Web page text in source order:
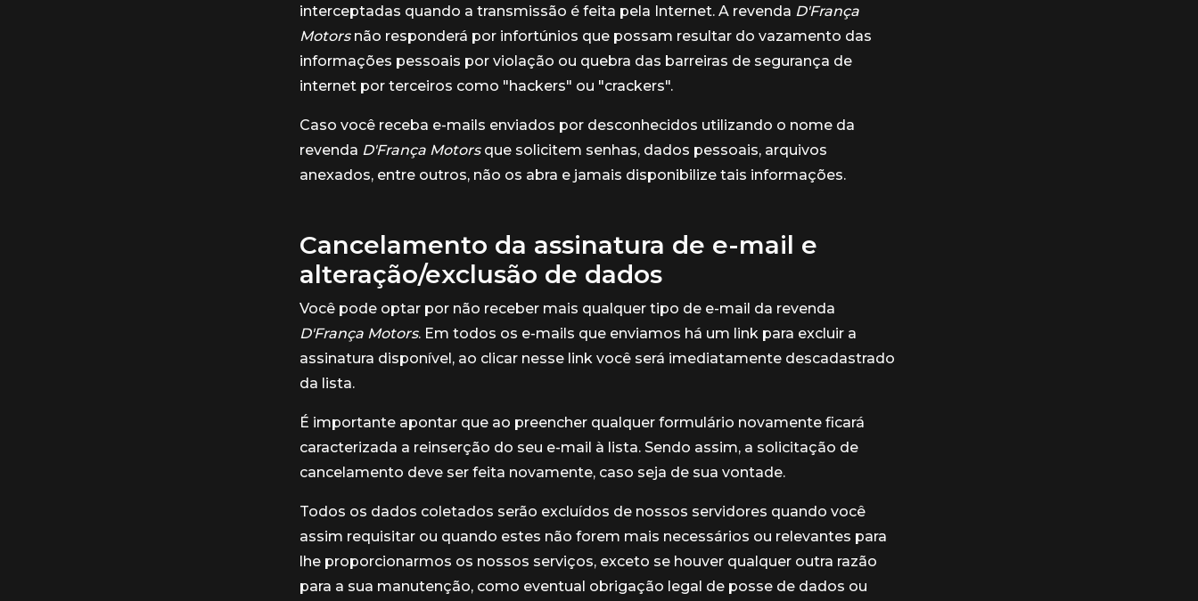
interceptadas quando a transmissão é feita pela Internet. A revenda D'França
Motorsnão responderá por infortúnios que possam resultar do vazamento das
informações pessoais por violação ou quebra das barreiras de segurança de
internet por terceiros como "hackers" ou "crackers".
Caso você receba e-mails enviados por desconhecidos utilizando o nome da
revenda D'França Motorsque solicitem senhas, dados pessoais, arquivos
anexados, entre outros, não os abra e jamais disponibilize tais informações.
Cancelamento da assinatura de e-mail e
alteração/exclusão de dados
Você pode optar por não receber mais qualquer tipo de e-mail da revenda
D'França Motors. Em todos os e-mails que enviamos há um link para excluir a
assinatura disponível, ao clicar nesse link você será imediatamente descadastrado
da lista.
É importante apontar que ao preencher qualquer formulário novamente ficará
caracterizada a reinserção do seu e-mail à lista. Sendo assim, a solicitação de
cancelamento deve ser feita novamente, caso seja de sua vontade.
Todos os dados coletados serão excluídos de nossos servidores quando você
assim requisitar ou quando estes não forem mais necessários ou relevantes para
lhe proporcionarmos os nossos serviços, exceto se houver qualquer outra razão
para a sua manutenção, como eventual obrigação legal de posse de dados ou